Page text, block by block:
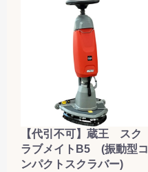
【代引不可】蔵王 スク
ラブメイトB5 (振動型コ
ンパクトスクラバー)